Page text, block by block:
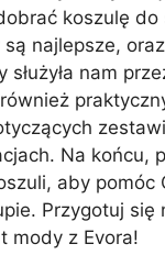
koszulę
są najlepsze,
nam
Na końcu,
aby pomóc
Przygotuj się
mody z Evora!